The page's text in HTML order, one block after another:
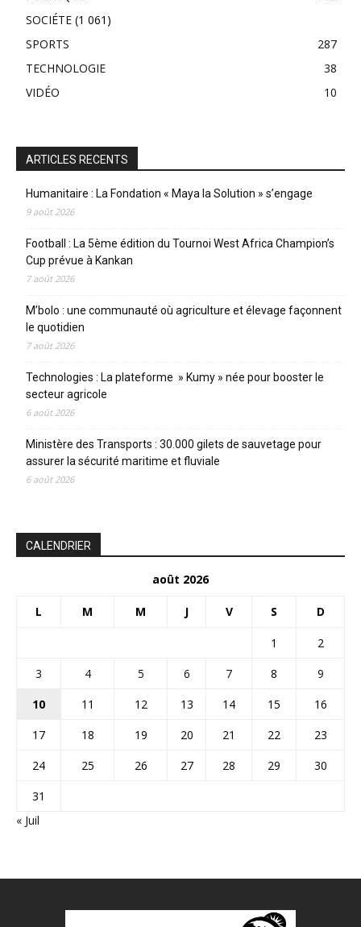
SOCIÉTE (1 061)
SPORTS
287
TECHNOLOGIE
38
VIDÉO
10
ARTICLES RECENTS
Humanitaire : La Fondation « Maya la Solution » s’engage
9 août 2026
Football : La 5ème édition du Tournoi West Africa Champion’s
Cup prévue à Kankan
7 août 2026
M’bolo : une communauté où agriculture et élevage façonnent
le quotidien
7 août 2026
Technologies : La plateforme » Kumy » née pour booster le
secteur agricole
6 août 2026
Ministère des Transports : 30.000 gilets de sauvetage pour
assurer la sécurité maritime et fluviale
6 août 2026
CALENDRIER
août 2026
L M M J V S D
1
2
3
4 5 6 7 8
9
10
11 12 13 14 15
16
17
18 19 20 21 22
23
24
25 26 27 28 29
30
31
« Juil